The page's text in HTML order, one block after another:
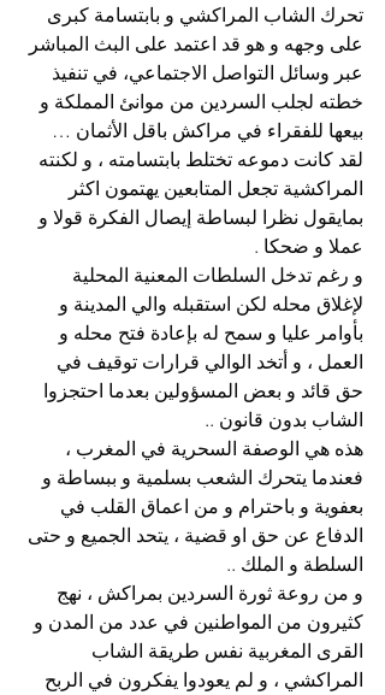
تحرك الشاب المراكشي و بابتسامة كبرى
على وجهه و هو قد اعتمد على البث المباشر
عبر وسائل التواصل الاجتماعي، في تنفيذ
خطته لجلب السردين من موانئ المملكة و
بيعها للفقراء في مراكش باقل الأثمان …
لقد كانت دموعه تختلط بابتسامته ، و لكنته
المراكشية تجعل المتابعين يهتمون اكثر
بمايقول نظرا لبساطة إيصال الفكرة قولا و
عملا و ضحكا .
و رغم تدخل السلطات المعنية المحلية
لإغلاق محله لكن استقبله والي المدينة و
بأوامر عليا و سمح له بإعادة فتح محله و
العمل ، و أتخد الوالي قرارات توقيف في
حق قائد و بعض المسؤولين بعدما احتجزوا
الشاب بدون قانون ..
هذه هي الوصفة السحرية في المغرب ،
فعندما يتحرك الشعب بسلمية و ببساطة و
بعفوية و باحترام و من اعماق القلب في
الدفاع عن حق او قضية ، يتحد الجميع و حتى
السلطة و الملك ..
و من روعة ثورة السردين بمراكش ، نهج
كثيرون من المواطنين في عدد من المدن و
القرى المغربية نفس طريقة الشاب
المراكشي ، و لم يعودوا يفكرون في الربح